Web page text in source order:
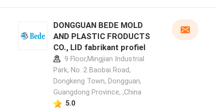
DONGGUAN BEDE MOLD
AND PLASTIC FRODUCTS
CO., LID fabrikant profiel
9 Floor,Mingjian Industrial
Park, No. 2 Baobai Road,
Dongkeng Town, Dongguan,
Guangdong Province, ,China
5.0